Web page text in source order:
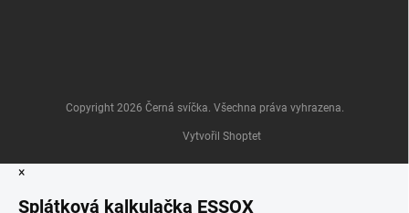
Vytvořil Shoptet
Copyright 2026 Černá svíčka. Všechna práva vyhrazena.
×
Splátková kalkulačka ESSOX